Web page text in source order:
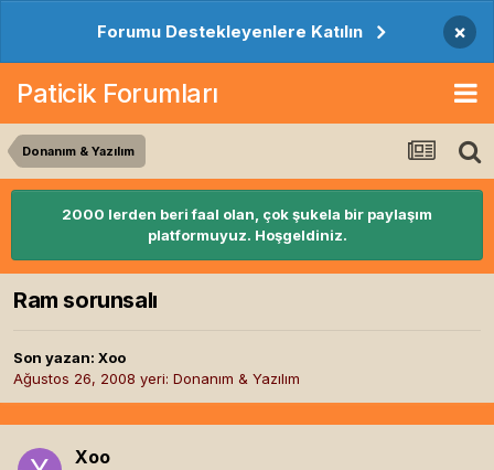
Forumu Destekleyenlere Katılın ×
Paticik Forumları
Donanım & Yazılım
2000 lerden beri faal olan, çok şukela bir paylaşım
platformuyuz. Hoşgeldiniz.
Ram sorunsalı
Son yazan: Xoo
Ağustos 26, 2008 yeri: Donanım & Yazılım
Xoo